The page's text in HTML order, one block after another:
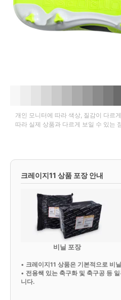
개인 모니터에 따라 색상, 질감이 다르
따라 실제 상품과 다르게 보일 수 있는
크레이지11 상품 포장 안내
비닐 포장
• 크레이지11 상품은 기본적으로 비
• 전용쌕 있는 축구화 및 축구공 등
니다.